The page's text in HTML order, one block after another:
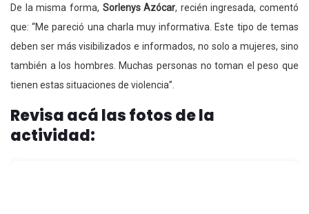
De la misma forma, Sorlenys Azócar, recién ingresada, comentó
que: “Me pareció una charla muy informativa. Este tipo de temas
deben ser más visibilizados e informados, no solo a mujeres, sino
también a los hombres. Muchas personas no toman el peso que
tienen estas situaciones de violencia”.
Revisa acá las fotos de la
actividad: